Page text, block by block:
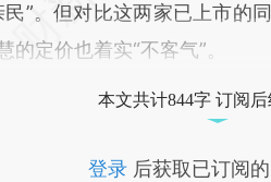
民”。但对比这两家已上市的
的定价也着实“不客气”。
本文共计844字 订阅
登录后获取已订阅